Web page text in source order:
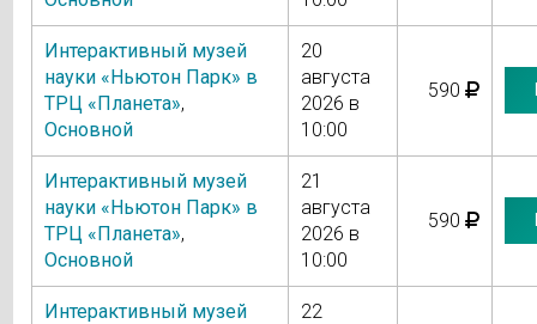
Интерактивный музей
науки «Ньютон Парк» в
ТРЦ «Планета»,
Основной
20
августа
2026 в
10:00
590
Интерактивный музей
науки «Ньютон Парк» в
ТРЦ «Планета»,
Основной
21
августа
2026 в
10:00
590
Интерактивный музей
22